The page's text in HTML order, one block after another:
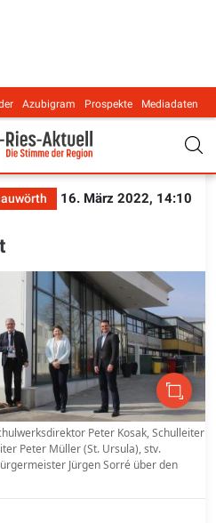
Azubigram Prospekte Mediadaten
16. März 2022, 14:10
Peter Kosak, Schulleiter
Peter Müller (St. Ursula), stv.
Jürgen Sorré über den